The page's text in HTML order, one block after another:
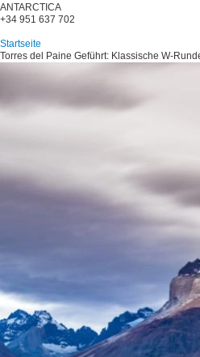
ANTARCTICA
+34 951 637 702
Startseite
Torres del Paine Geführt: Klassische W-